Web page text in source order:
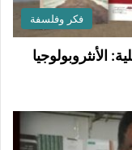
فكر وفلسفة
الأنثروبولوجيا